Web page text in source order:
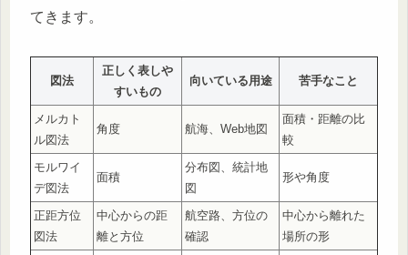
てきます。
図法
正しく表しや
すいもの
向いている用途 苦手なこと
メルカト
ル図法
角度 航海、Web地図
面積・距離の比
較
モルワイ
デ図法
面積
分布図、統計地
図
形や角度
正距方位
図法
中心からの距
離と方位
航空路、方位の
確認
中心から離れた
場所の形